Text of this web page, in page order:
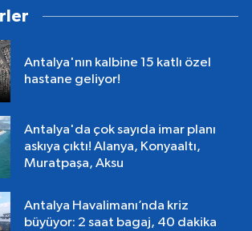
Antalya'nın kalbine 15 katlı özel
hastane geliyor!
Antalya'da çok sayıda imar planı
askıya çıktı! Alanya, Konyaaltı,
Muratpaşa, Aksu
Antalya Havalimanı’nda kriz
büyüyor: 2 saat bagaj, 40 dakika